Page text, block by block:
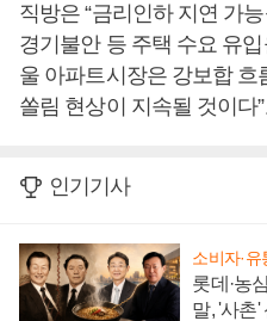
직방은 “금리인하 지연 가
경기불안 등 주택 수요 유
울 아파트시장은 강보합
쏠림 현상이 지속될 것이다
인기기사
소비자·유
롯데·농
말, '사촌'